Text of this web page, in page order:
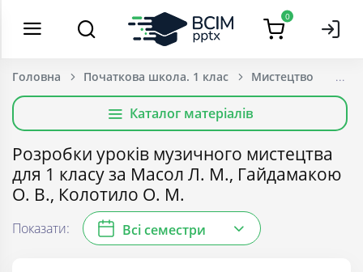
0
Головна Початкова школа. 1 клас Мистецтво
Каталог матеріалів
Розробки уроків музичного мистецтва
для 1 класу за Масол Л. М., Гайдамакою
О. В., Колотило О. М.
Показати: Всі семестри